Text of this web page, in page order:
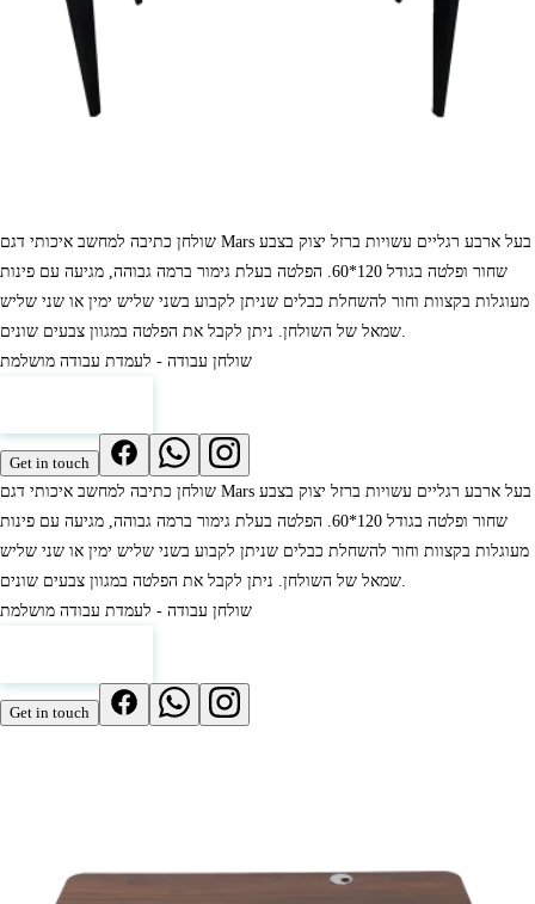
שולחן כתיבה למחשב איכותי דגם Mars בעל ארבע רגליים עשויות ברזל יצוק בצבע
שחור ופלטה בגודל 120*60. הפלטה בעלת גימור ברמה גבוהה, מגיעה עם פינות
מעוגלות בקצוות וחור להשחלת כבלים שניתן לקבוע בשני שליש ימין או שני שליש
שמאל של השולחן. ניתן לקבל את הפלטה במגוון צבעים שונים.
שולחן עבודה - לעמדת עבודה מושלמת
Get in touch
שולחן כתיבה למחשב איכותי דגם Mars בעל ארבע רגליים עשויות ברזל יצוק בצבע
שחור ופלטה בגודל 120*60. הפלטה בעלת גימור ברמה גבוהה, מגיעה עם פינות
מעוגלות בקצוות וחור להשחלת כבלים שניתן לקבוע בשני שליש ימין או שני שליש
שמאל של השולחן. ניתן לקבל את הפלטה במגוון צבעים שונים.
שולחן עבודה - לעמדת עבודה מושלמת
Get in touch